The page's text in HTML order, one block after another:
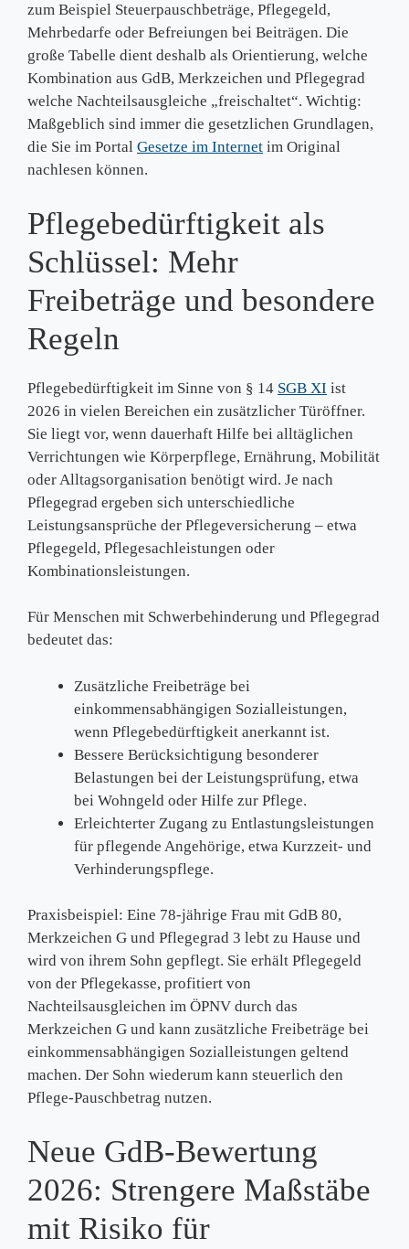
zum Beispiel Steuerpauschbeträge, Pflegegeld,
Mehrbedarfe oder Befreiungen bei Beiträgen. Die
große Tabelle dient deshalb als Orientierung, welche
Kombination aus GdB, Merkzeichen und Pflegegrad
welche Nachteilsausgleiche „freischaltet“. Wichtig:
Maßgeblich sind immer die gesetzlichen Grundlagen,
die Sie im Portal Gesetze im Internet im Original
nachlesen können.
Pflegebedürftigkeit als
Schlüssel: Mehr
Freibeträge und besondere
Regeln
Pflegebedürftigkeit im Sinne von § 14 SGB XI ist
2026 in vielen Bereichen ein zusätzlicher Türöffner.
Sie liegt vor, wenn dauerhaft Hilfe bei alltäglichen
Verrichtungen wie Körperpflege, Ernährung, Mobilität
oder Alltagsorganisation benötigt wird. Je nach
Pflegegrad ergeben sich unterschiedliche
Leistungsansprüche der Pflegeversicherung – etwa
Pflegegeld, Pflegesachleistungen oder
Kombinationsleistungen.
Für Menschen mit Schwerbehinderung und Pflegegrad
bedeutet das:
Zusätzliche Freibeträge bei
einkommensabhängigen Sozialleistungen,
wenn Pflegebedürftigkeit anerkannt ist.
Bessere Berücksichtigung besonderer
Belastungen bei der Leistungsprüfung, etwa
bei Wohngeld oder Hilfe zur Pflege.
Erleichterter Zugang zu Entlastungsleistungen
für pflegende Angehörige, etwa Kurzzeit‑ und
Verhinderungspflege.
Praxisbeispiel: Eine 78‑jährige Frau mit GdB 80,
Merkzeichen G und Pflegegrad 3 lebt zu Hause und
wird von ihrem Sohn gepflegt. Sie erhält Pflegegeld
von der Pflegekasse, profitiert von
Nachteilsausgleichen im ÖPNV durch das
Merkzeichen G und kann zusätzliche Freibeträge bei
einkommensabhängigen Sozialleistungen geltend
machen. Der Sohn wiederum kann steuerlich den
Pflege‑Pauschbetrag nutzen.
Neue GdB‑Bewertung
2026: Strengere Maßstäbe
mit Risiko für